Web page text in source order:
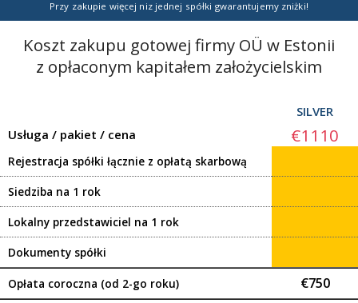
Przy zakupie więcej niz jednej spółki gwarantujemy zniżki!
Koszt zakupu gotowej firmy OÜ w Estonii
z opłaconym kapitałem założycielskim
Usługa / pakiet / cena
SILVER
€1110
Rejestracja spółki łącznie z opłatą skarbową
Siedziba na 1 rok
Lokalny przedstawiciel na 1 rok
Dokumenty spółki
Opłata coroczna (od 2-go roku) €750